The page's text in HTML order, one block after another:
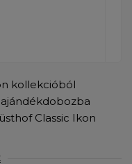
kollekcióból
Classic Ikon